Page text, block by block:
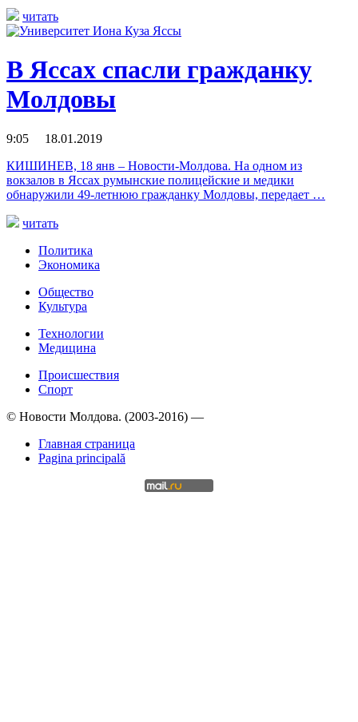
читать
В Яссах спасли гражданку
Молдовы
9:05 18.01.2019
КИШИНЕВ, 18 янв – Новости-Молдова. На одном из
вокзалов в Яссах румынские полицейские и медики
обнаружили 49-летнюю гражданку Молдовы, передает …
читать
Политика
Экономика
Общество
Культура
Технологии
Медицина
Происшествия
Спорт
© Новости Молдова. (2003-2016) —
Главная страница
Pagina principală